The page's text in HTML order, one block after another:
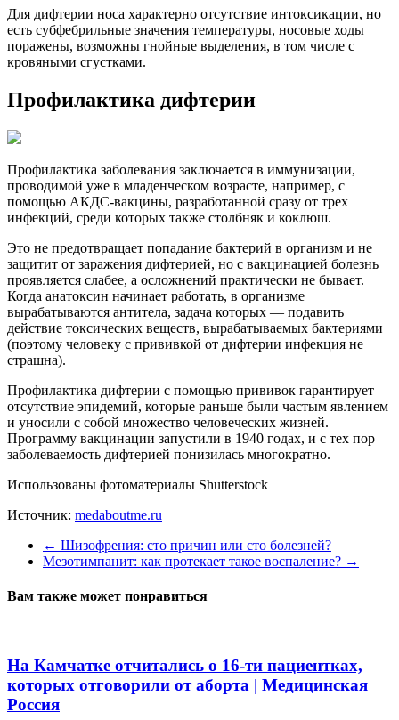
Для дифтерии носа характерно отсутствие интоксикации, но
есть субфебрильные значения температуры, носовые ходы
поражены, возможны гнойные выделения, в том числе с
кровяными сгустками.
Профилактика дифтерии
Профилактика заболевания заключается в иммунизации,
проводимой уже в младенческом возрасте, например, с
помощью АКДС-вакцины, разработанной сразу от трех
инфекций, среди которых также столбняк и коклюш.
Это не предотвращает попадание бактерий в организм и не
защитит от заражения дифтерией, но с вакцинацией болезнь
проявляется слабее, а осложнений практически не бывает.
Когда анатоксин начинает работать, в организме
вырабатываются антитела, задача которых — подавить
действие токсических веществ, вырабатываемых бактериями
(поэтому человеку с прививкой от дифтерии инфекция не
страшна).
Профилактика дифтерии с помощью прививок гарантирует
отсутствие эпидемий, которые раньше были частым явлением
и уносили с собой множество человеческих жизней.
Программу вакцинации запустили в 1940 годах, и с тех пор
заболеваемость дифтерией понизилась многократно.
Использованы фотоматериалы Shutterstock
Источник: medaboutme.ru
← Шизофрения: сто причин или сто болезней?
Мезотимпанит: как протекает такое воспаление? →
Вам также может понравиться
На Камчатке отчитались о 16-ти пациентках,
которых отговорили от аборта | Медицинская
Россия